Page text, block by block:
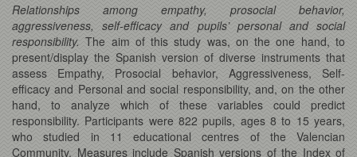
Relationships among empathy, prosocial behavior,
aggressiveness, self-efficacy and pupils’ personal and social
responsibility.The aim of this study was, on the one hand, to
present/display the Spanish version of diverse instruments that
assess Empathy, Prosocial behavior, Aggressiveness, Self-
efficacy and Personal and social responsibility, and, on the other
hand, to analyze which of these variables could predict
responsibility. Participants were 822 pupils, ages 8 to 15 years,
who studied in 11 educational centres of the Valencian
Community. Measures include Spanish versions of the Index of